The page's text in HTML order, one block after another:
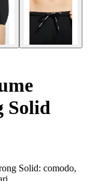
Solid
Solid: comodo,